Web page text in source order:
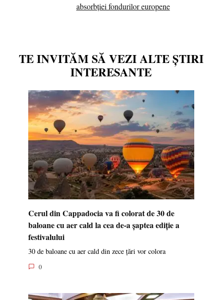
absorbției fondurilor europene
TE INVITĂM SĂ VEZI ALTE ȘTIRI
INTERESANTE
Cerul din Cappadocia va fi colorat de 30 de
baloane cu aer cald la cea de-a șaptea ediție a
festivalului
30 de baloane cu aer cald din zece țări vor colora
0